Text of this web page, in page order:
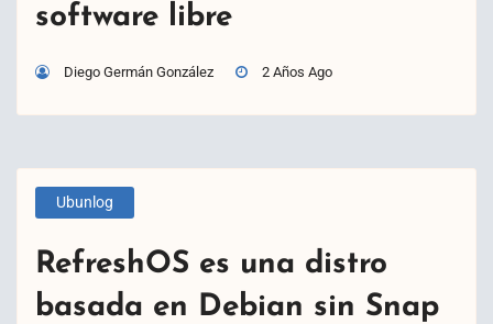
software libre
Diego Germán González 2 Años Ago
Ubunlog
RefreshOS es una distro
basada en Debian sin Snap